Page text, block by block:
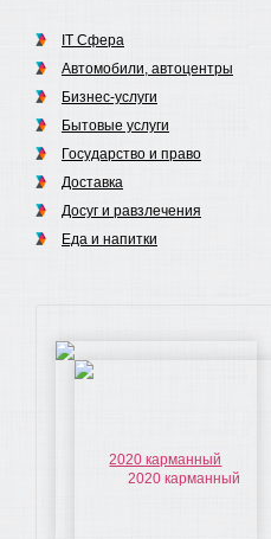
IT Сфера
Автомобили, автоцентры
Бизнес-услуги
Бытовые услуги
Государство и право
Доставка
Досуг и равзлечения
Еда и напитки